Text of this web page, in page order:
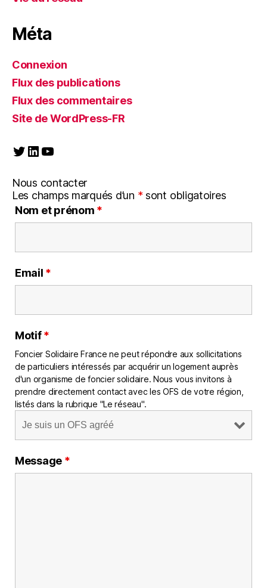
Méta
Connexion
Flux des publications
Flux des commentaires
Site de WordPress-FR
Twitter
LinkedIn
YouTube
Nous contacter
Les champs marqués d’un *sont obligatoires
Nom et prénom *
Email *
Motif*
Foncier Solidaire France ne peut répondre aux sollicitations
de particuliers intéressés par acquérir un logement auprès
d'un organisme de foncier solidaire. Nous vous invitons à
prendre directement contact avec les OFS de votre région,
listés dans la rubrique "Le réseau".
Message *